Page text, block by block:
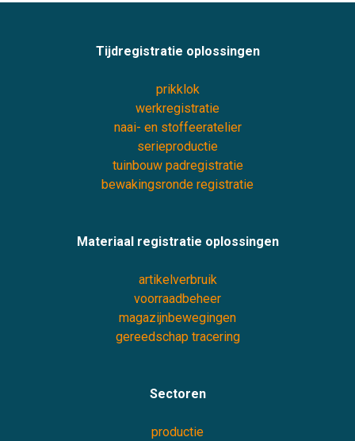
Tijdregistratie oplossingen
prikklok
werkregistratie
naai- en stoffeeratelier
serieproductie
tuinbouw padregistratie
bewakingsronde registratie
Materiaal registratie oplossingen
artikelverbruik
voorraadbeheer
magazijnbewegingen
gereedschap tracering
Sectoren
productie